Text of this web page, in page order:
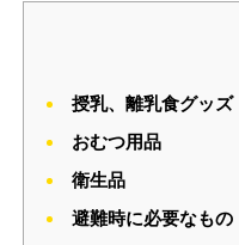
授乳、離乳食グッズ
おむつ用品
衛生品
避難時に必要なもの